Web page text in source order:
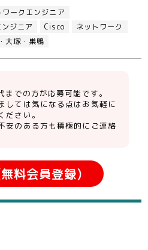
ワークエンジニア
ジニア
Cisco
ネットワーク
大塚・巣鴨
での方が応募可能です。
しては気になる点はお気軽に
ださい。
安のある方も積極的にご連絡
料会員登録)